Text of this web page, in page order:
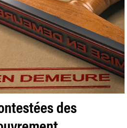
des